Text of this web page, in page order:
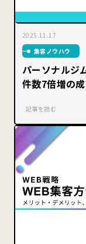
2025.11.17
集客ノウハウ
パーソナルジ
件数7倍増の
記事を読む